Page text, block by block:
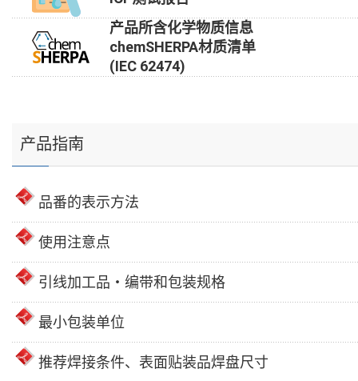
产品所含化学物质信息
chemSHERPA材质清单
(IEC 62474)
产品指南
品番的表示方法
使用注意点
引线加工品・编带和包装规格
最小包装单位
推荐焊接条件、表面贴装品焊盘尺寸